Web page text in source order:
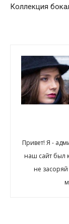
Коллекция
Привет! Я -
наш сайт был
не